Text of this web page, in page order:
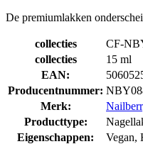
De premiumlakken
collecties
CF-
collecties
15 ml
EAN:
Producentnummer:
Merk:
Producttype:
Eigenschappen:
Vegan,